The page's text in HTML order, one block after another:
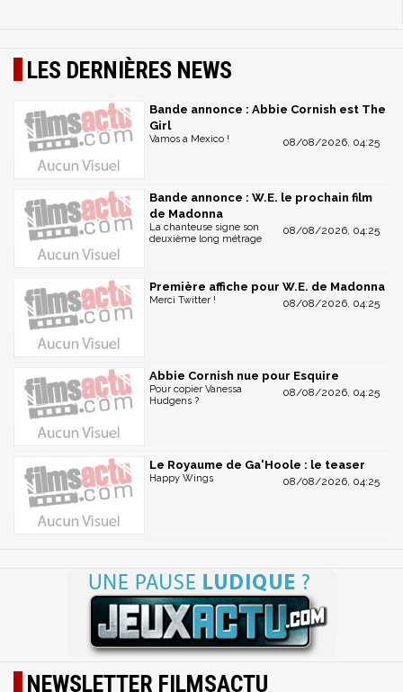
LES DERNIÈRES NEWS
Bande annonce : Abbie Cornish est The
Girl
08/08/2026, 04:25
Vamos a Mexico !
Bande annonce : W.E. le prochain film
de Madonna
08/08/2026, 04:25
La chanteuse signe son
deuxième long métrage
Première affiche pour W.E. de Madonna
08/08/2026, 04:25
Merci Twitter !
Abbie Cornish nue pour Esquire
08/08/2026, 04:25
Pour copier Vanessa
Hudgens ?
Le Royaume de Ga'Hoole : le teaser
08/08/2026, 04:25
Happy Wings
NEWSLETTER FILMSACTU